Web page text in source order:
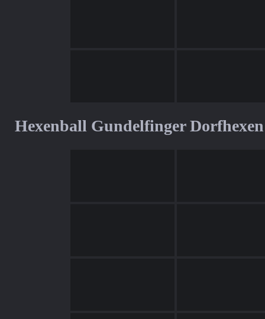
Hexenball Gundelfinger Dorfhexen